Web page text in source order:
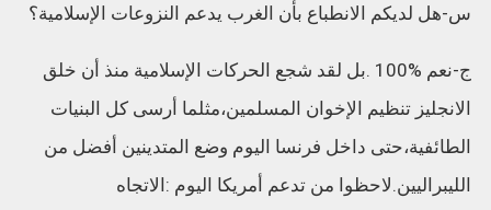
س-هل لديكم الانطباع بأن الغرب يدعم النزوعات الإسلامية؟
ج-نعم %100 .بل لقد شجع الحركات الإسلامية منذ أن خلق
الانجليز تنظيم الإخوان المسلمين،مثلما أرسى كل البنيات
الطائفية،حتى داخل فرنسا اليوم وضع المتدينين أفضل من
الليبراليين.لاحظوا من تدعم أمريكا اليوم :الاتجاه